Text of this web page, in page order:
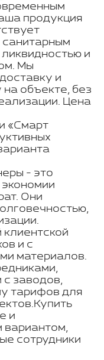
продукция
и
Мы
и
объекте, без
Цена
«Смарт
- это
Они
и с
материалов.
заводов,
тарифов для
и
вариантом,
сотрудники